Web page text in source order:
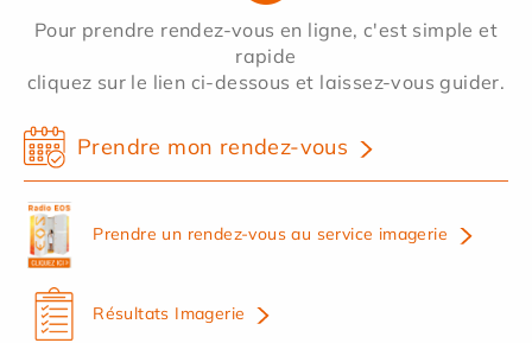
Pour prendre rendez-vous en ligne, c'est simple et
rapide
cliquez sur le lien ci-dessous et laissez-vous guider.
Prendre mon rendez-vous
Prendre un rendez-vous au service imagerie
Résultats Imagerie